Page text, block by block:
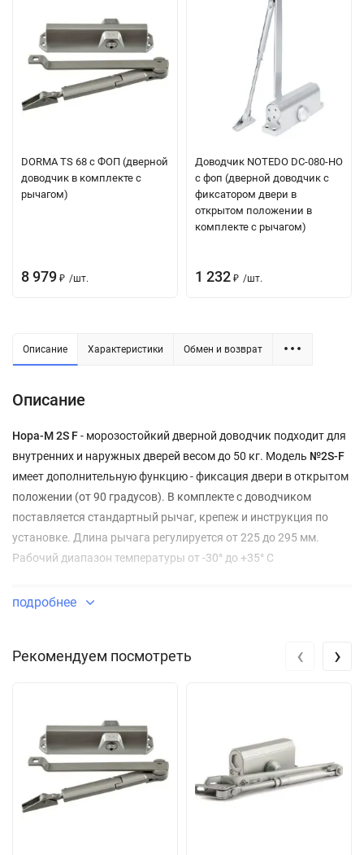
DORMA TS 68 с ФОП (дверной
доводчик в комплекте с
рычагом)
8 979 ₽ /шт.
Доводчик NOTEDO DC-080-HO
с фоп (дверной доводчик с
фиксатором двери в
открытом положении в
комплекте с рычагом)
1 232 ₽ /шт.
Описание Характеристики Обмен и возврат
Описание
Нора-М 2S F- морозостойкий дверной доводчик подходит для
внутренних и наружных дверей весом до 50 кг. Модель №2S-F
имеет дополнительную функцию - фиксация двери в открытом
положении (от 90 градусов). В комплекте с доводчиком
поставляется стандартный рычаг, крепеж и инструкция по
установке. Длина рычага регулируется от 225 до 295 мм.
Рабочий диапазон температуры от -30° до +35° С
подробнее
Рекомендуем посмотреть ‹ ›